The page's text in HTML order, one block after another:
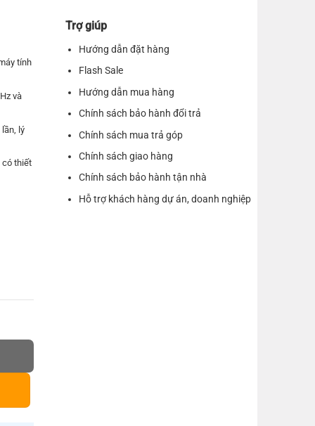
tính
và
lần, lý
có thiết
hơn
Trợ giúp
Hướng dẫn đặt hàng
Flash Sale
Hướng dẫn mua hàng
Chính sách bảo hành đổi trả
Chính sách mua trả góp
Chính sách giao hàng
Chính sách bảo hành tận nhà
Hỗ trợ khách hàng dự án, doanh nghiệp